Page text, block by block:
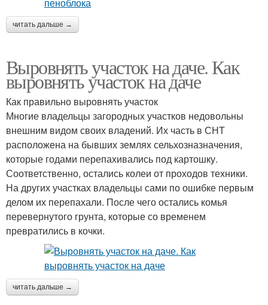
читать дальше →
Выровнять участок на даче. Как
выровнять участок на даче
Как правильно выровнять участок
Многие владельцы загородных участков недовольны
внешним видом своих владений. Их часть в СНТ
расположена на бывших землях сельхозназначения,
которые годами перепахивались под картошку.
Соответственно, остались колеи от проходов техники.
На других участках владельцы сами по ошибке первым
делом их перепахали. После чего остались комья
перевернутого грунта, которые со временем
превратились в кочки.
читать дальше →